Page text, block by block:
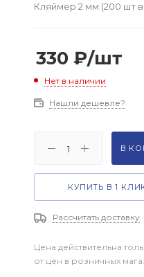
Кляймер 2 мм (200 шт в
330 ₽/шт
Нет в наличии
Нашли дешевле?
В
КУПИТЬ В 1
Рассчитать доставку
Цена действительна
от цен в розничных